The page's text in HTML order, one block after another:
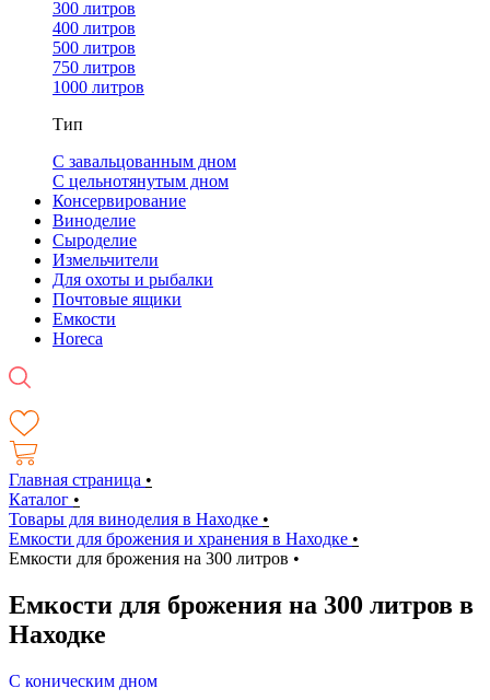
300 литров
400 литров
500 литров
750 литров
1000 литров
Тип
С завальцованным дном
С цельнотянутым дном
Консервирование
Виноделие
Сыроделие
Измельчители
Для охоты и рыбалки
Почтовые ящики
Емкости
Horeca
Главная страница •
Каталог •
Товары для виноделия в Находке •
Емкости для брожения и хранения в Находке •
Емкости для брожения на 300 литров •
Емкости для брожения на 300 литров в
Находке
С коническим дном